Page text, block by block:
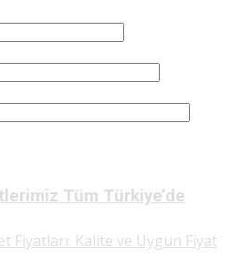
Tüm Türkiye’de
Fiyatları: Kalite ve Uygun Fiyat